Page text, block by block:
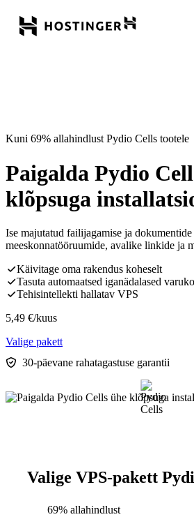
Kuni 69% allahindlust Pydio Cells tootele
Paigalda Pydio
klõpsuga
Ise majutatud failijagamise ja
meeskonnatööruumide, avalike linkide ja
Käivitage oma rakendus koheselt
Tasuta automaatsed iganädalased
Tehisintellekti hallatav VPS
5,49 €/kuus
Valige pakett
30-päevane rahatagastuse garantii
Valige VPS-pakett
69% allahindlust